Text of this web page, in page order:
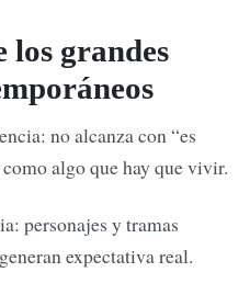
los grandes
no alcanza con “es
algo que hay que vivir.
personajes y tramas
expectativa real.